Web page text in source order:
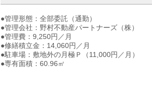
●管理形態：全部委託（通勤）
●管理会社：野村不動産パートナーズ（株）
●管理費：9,250円／月
●修繕積立金：14,060円／月
●駐車場：敷地外の月極Ｐ（11,000円／月）
●専有面積：60.96㎡